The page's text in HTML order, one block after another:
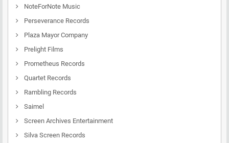
NoteForNote Music
Perseverance Records
Plaza Mayor Company
Prelight Films
Prometheus Records
Quartet Records
Rambling Records
Saimel
Screen Archives Entertainment
Silva Screen Records